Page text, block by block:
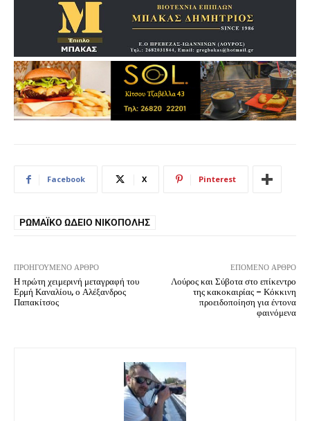
Facebook X Pinterest
ΡΩΜΑΪΚΌ ΩΔΕΊΟ ΝΙΚΌΠΟΛΗΣ
ΠΡΟΗΓΟΎΜΕΝΟ ΆΡΘΡΟ
Η πρώτη χειμερινή μεταγραφή του
Ερμή Καναλίου, ο Αλέξανδρος
Παπακίτσος
ΕΠΌΜΕΝΟ ΆΡΘΡΟ
Λούρος και Σύβοτα στο επίκεντρο
της κακοκαιρίας – Κόκκινη
προειδοποίηση για έντονα
φαινόμενα